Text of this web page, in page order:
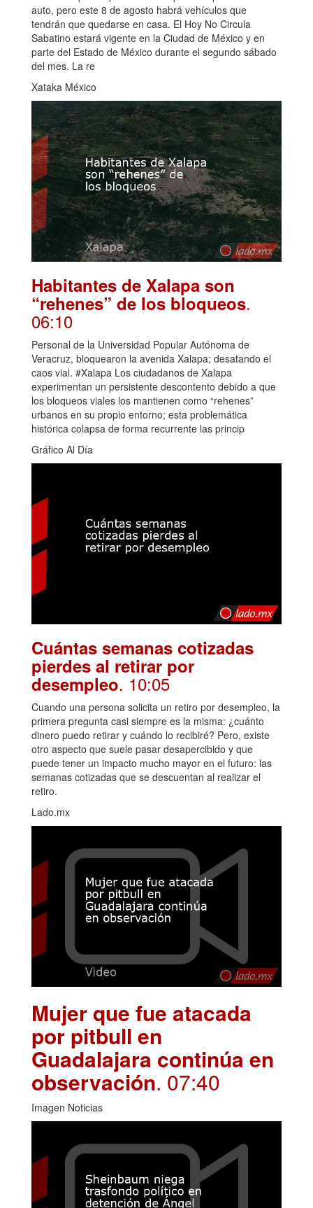
auto, pero este 8 de agosto habrá vehículos que
tendrán que quedarse en casa. El Hoy No Circula
Sabatino estará vigente en la Ciudad de México y en
parte del Estado de México durante el segundo sábado
del mes. La re
Xataka México
Habitantes de Xalapa son
“rehenes” de los bloqueos.
06:10
Personal de la Universidad Popular Autónoma de
Veracruz, bloquearon la avenida Xalapa; desatando el
caos vial. #Xalapa Los ciudadanos de Xalapa
experimentan un persistente descontento debido a que
los bloqueos viales los mantienen como “rehenes”
urbanos en su propio entorno; esta problemática
histórica colapsa de forma recurrente las princip
Gráfico Al Día
Cuántas semanas cotizadas
pierdes al retirar por
desempleo. 10:05
Cuando una persona solicita un retiro por desempleo, la
primera pregunta casi siempre es la misma: ¿cuánto
dinero puedo retirar y cuándo lo recibiré? Pero, existe
otro aspecto que suele pasar desapercibido y que
puede tener un impacto mucho mayor en el futuro: las
semanas cotizadas que se descuentan al realizar el
retiro.
Lado.mx
Mujer que fue atacada
por pitbull en
Guadalajara continúa en
observación. 07:40
Imagen Noticias